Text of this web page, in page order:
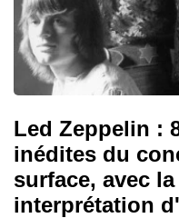
Led Zeppelin :
inédites du
surface, avec
interprétation